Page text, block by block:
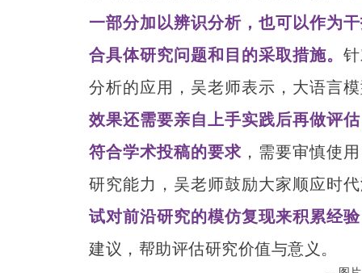
一部分加以辨识分析，也可以作为
合具体研究问题和目的采取措施。
分析的应用，吴老师表示，大语言
效果还需要亲自上手实践后再做评
符合学术投稿的要求 ，需要审慎使
研究能力，吴老师鼓励大家顺应时
试对前沿研究的模仿复现来积累经验
建议，帮助评估研究价值与意义。